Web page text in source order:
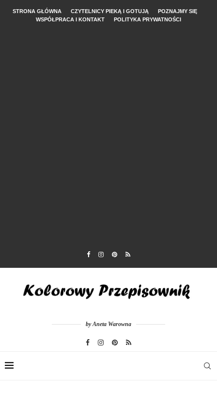
STRONA GŁÓWNA CZYTELNICY PIEKĄ I GOTUJĄ
POZNAJMY SIĘ
WSPÓŁPRACA I KONTAKT
POLITYKA PRYWATNOŚCI
by Aneta Warowna